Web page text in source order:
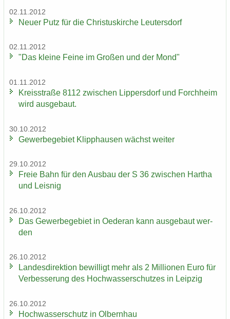
02.11.2012
Neuer Putz für die Chris­tus­kir­che Leu­ters­dorf
02.11.2012
"Das klei­ne Feine im Gro­ßen und der Mond"
01.11.2012
Kreis­stra­ße 8112 zwi­schen Lip­pers­dorf und Forch­heim
wird aus­ge­baut.
30.10.2012
Ge­wer­be­ge­biet Klipp­hau­sen wächst wei­ter
29.10.2012
Freie Bahn für den Aus­bau der S 36 zwi­schen Har­tha
und Leis­nig
26.10.2012
Das Ge­wer­be­ge­biet in Oe­der­an kann aus­ge­baut wer­
den
26.10.2012
Lan­des­di­rek­ti­on be­wil­ligt mehr als 2 Mil­lio­nen Euro für
Ver­bes­se­rung des Hoch­was­ser­schut­zes in Leip­zig
26.10.2012
Hoch­was­ser­schutz in Ol­bern­hau